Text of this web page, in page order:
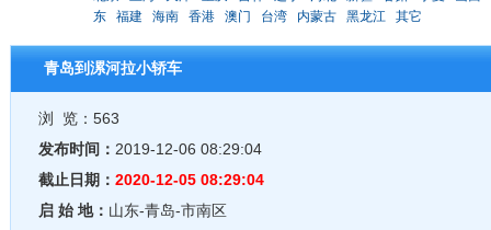
东
福建 海南 香港 澳门 台湾 内蒙古 黑龙江 其它
青岛到漯河拉小轿车
浏 览：563
发布时间： 2019-12-06 08:29:04
截止日期： 2020-12-05 08:29:04
启 始 地： 山东-青岛-市南区